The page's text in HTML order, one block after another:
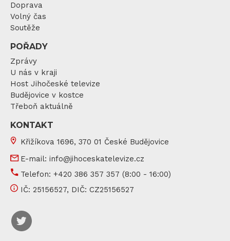
Doprava
Volný čas
Soutěže
POŘADY
Zprávy
U nás v kraji
Host Jihočeské televize
Budějovice v kostce
Třeboň aktuálně
KONTAKT
Křižíkova 1696, 370 01 České Budějovice
E-mail: info@jihoceskatelevize.cz
Telefon: +420 386 357 357 (8:00 - 16:00)
IČ: 25156527, DIČ: CZ25156527